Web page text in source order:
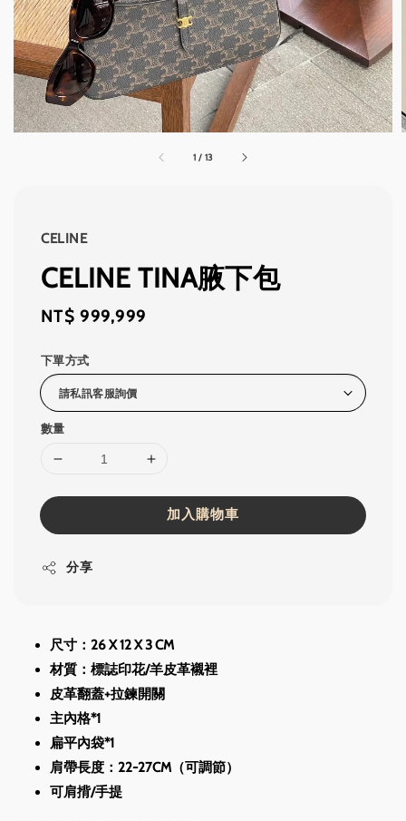
1 / 13
CELINE
CELINE TINA腋下包
Regular
NT$ 999,999
下單方式
數量
加入購物車
分享
尺寸：26 X 12 X 3 CM
材質：標誌印花/羊皮革襯裡
皮革翻蓋+拉鍊開關
主內格*1
扁平內袋*1
肩帶長度：22-27CM（可調節）
可肩揹/手提